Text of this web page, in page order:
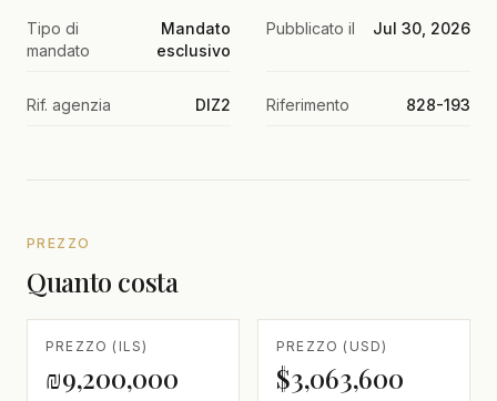
Tipo di
mandato
Mandato
esclusivo
Pubblicato il Jul 30, 2026
Rif. agenzia DIZ2 Riferimento 828-193
PREZZO
Quanto costa
PREZZO (ILS)
₪9,200,000
PREZZO (USD)
$3,063,600